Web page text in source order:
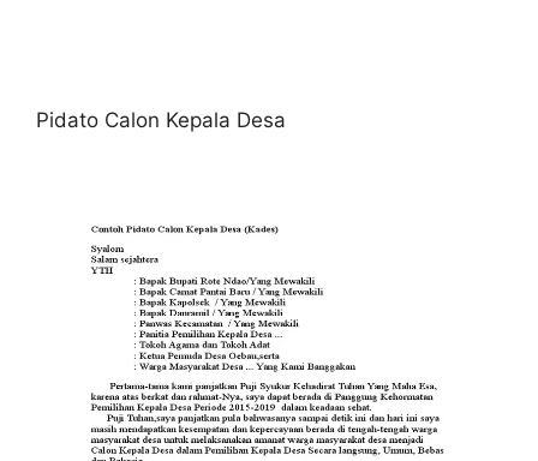
Pidato Calon Kepala Desa